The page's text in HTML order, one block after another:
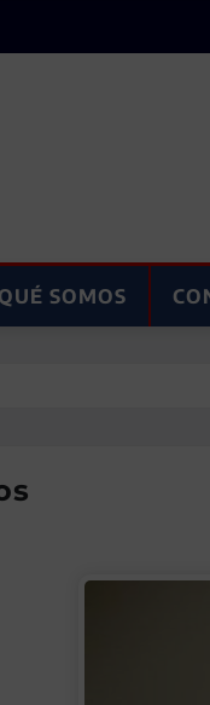
QUÉ SOMOS